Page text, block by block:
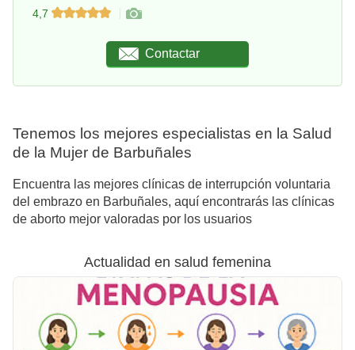
4,7
Contactar
Tenemos los mejores especialistas en la Salud
de la Mujer de Barbuñales
Encuentra las mejores clínicas de interrupción voluntaria
del embrazo en Barbuñales, aquí encontrarás las clínicas
de aborto mejor valoradas por los usuarios
Actualidad en salud femenina